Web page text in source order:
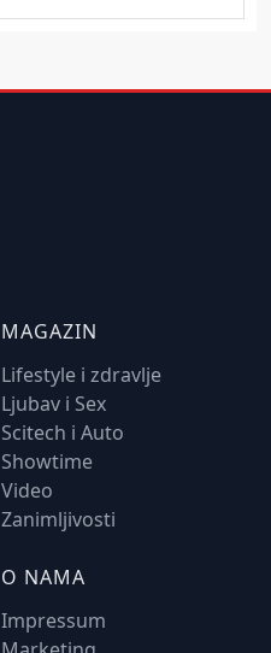
MAGAZIN
Lifestyle i zdravlje
Ljubav i Sex
Scitech i Auto
Showtime
Video
Zanimljivosti
O NAMA
Impressum